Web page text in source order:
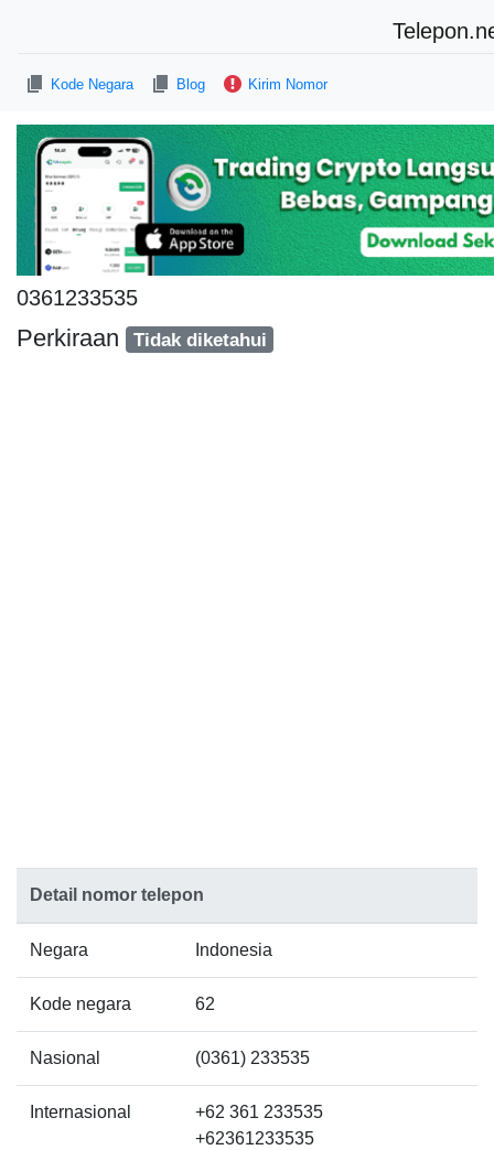
Kode Negara Blog Kirim Nomor
0361233535
Perkiraan Tidak diketahui
Detail nomor telepon
Negara Indonesia
Kode negara 62
Nasional (0361) 233535
Internasional
+62 361 233535
+62361233535